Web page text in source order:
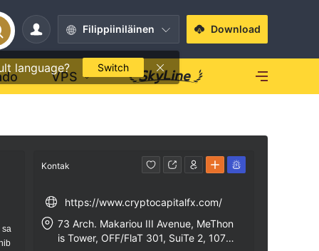
Filippiiniläinen
language? Switch
Download
VPS
sa
Kontak
https://www.cryptocapitalfx.com/
73 Arch. Makariou III Avenue, MeThon
is Tower, OFF/FlaT 301, SuiTe 2, 1075